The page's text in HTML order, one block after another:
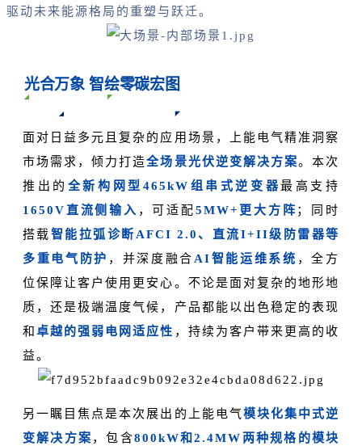
驱动未来能源格局的重塑与跃迁。
光合万象 智绘零碳宏图
面对日益多元且复杂的应用场景，上能电气精准洞察
市场需求，倾力打造全场景光伏逆变解决方案。本次
推出的 全新构网型465kW组串式逆变器最高 支持
1650V直流侧输入 ，可适配5MW+更大方阵 ；同时
搭载智能拉弧诊断AFCI 2.0、直流I+II级防雷器等
多重电气防护 ，并深度融合 AI智能运维系统 ，全方
位保障让客户使用更安心。不论是面对复杂的地形地
质，还是极端温度气候，产品都能以出色稳定的表现
和卓越的强弱电网适应性 ，持续为客户带来更高的收
益。
另一瞩目焦点是本次展出的上能电气模块化集中式逆
变解决方案 ，包含800kW和2.4MW两种规格的模块